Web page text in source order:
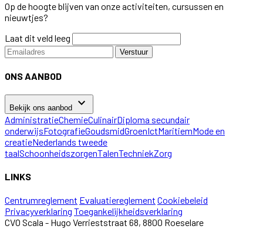
Op de hoogte blijven van onze activiteiten, cursussen en
nieuwtjes?
Laat dit veld leeg
Verstuur
ONS AANBOD
Bekijk ons aanbod keyboard_arrow_down
AdministratieChemieCulinairDiploma secundair
onderwijsFotografieGoudsmidGroenIctMaritiemMode en
creatieNederlands tweede
taalSchoonheidszorgenTalenTechniekZorg
LINKS
Centrumreglement Evaluatiereglement Cookiebeleid
Privacyverklaring Toegankelijkheidsverklaring
CVO Scala - Hugo Verrieststraat 68, 8800 Roeselare